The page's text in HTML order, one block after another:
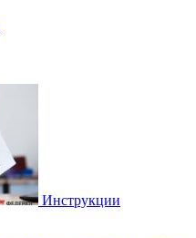
Инструкции